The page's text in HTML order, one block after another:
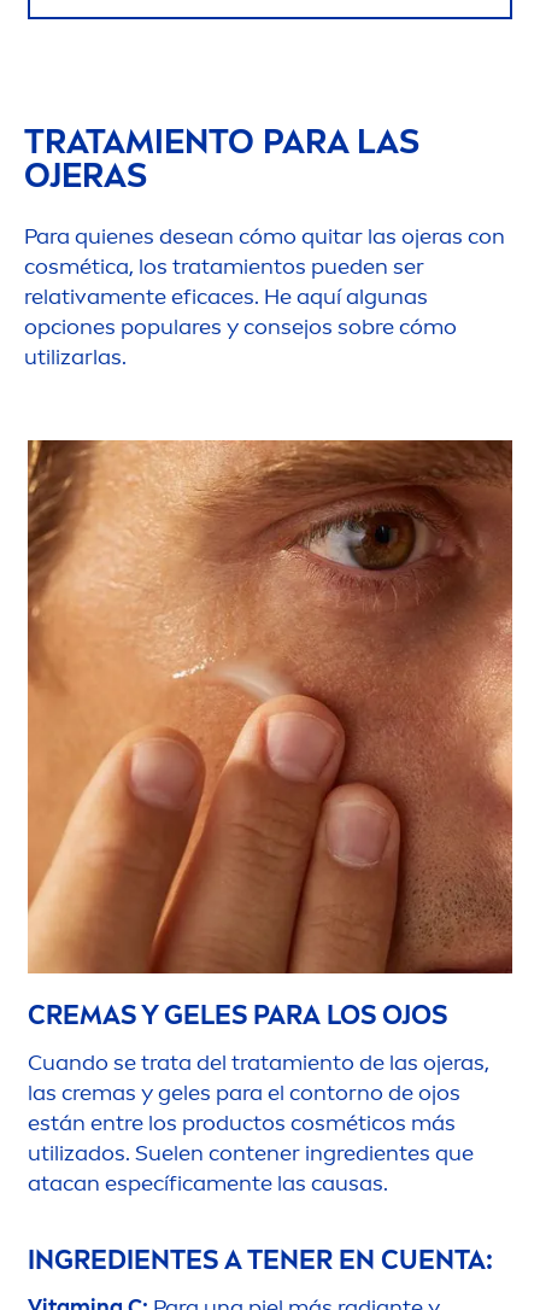
TRATAMIENTO PARA LAS
OJERAS
Para quienes desean cómo quitar las ojeras con
cosmética, los tratamientos pueden ser
relativamente eficaces. He aquí algunas
opciones populares y consejos sobre cómo
utilizarlas.
CREMAS Y GELES PARA LOS OJOS
Cuando se trata del tratamiento de las ojeras,
las cremas y geles para el contorno de ojos
están entre los productos cosméticos más
utilizados. Suelen contener ingredientes que
atacan específicamente las causas.
INGREDIENTES A TENER EN CUENTA: